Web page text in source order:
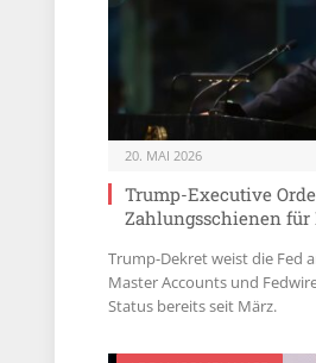
20. MAI 2026
Trump-Executive
Zahlungsschienen
Trump-Dekret weist die Fed
Master Accounts und
Status bereits seit März.